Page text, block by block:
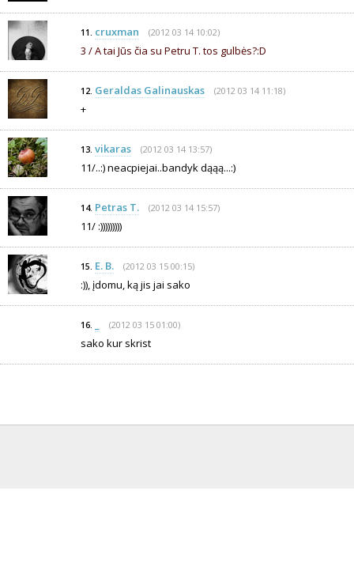
11. cruxman (2012 03 14 10:02)
3 / A tai Jūs čia su Petru T. tos gulbės?:D
12. Geraldas Galinauskas (2012 03 14 11:18)
+
13. vikaras (2012 03 14 13:57)
11/..:) neacpiejai..bandyk dąąą...:)
14. Petras T. (2012 03 14 15:57)
11/ :)))))))))
15. E. B. (2012 03 15 00:15)
:)), įdomu, ką jis jai sako
16. (2012 03 15 01:00)
sako kur skrist